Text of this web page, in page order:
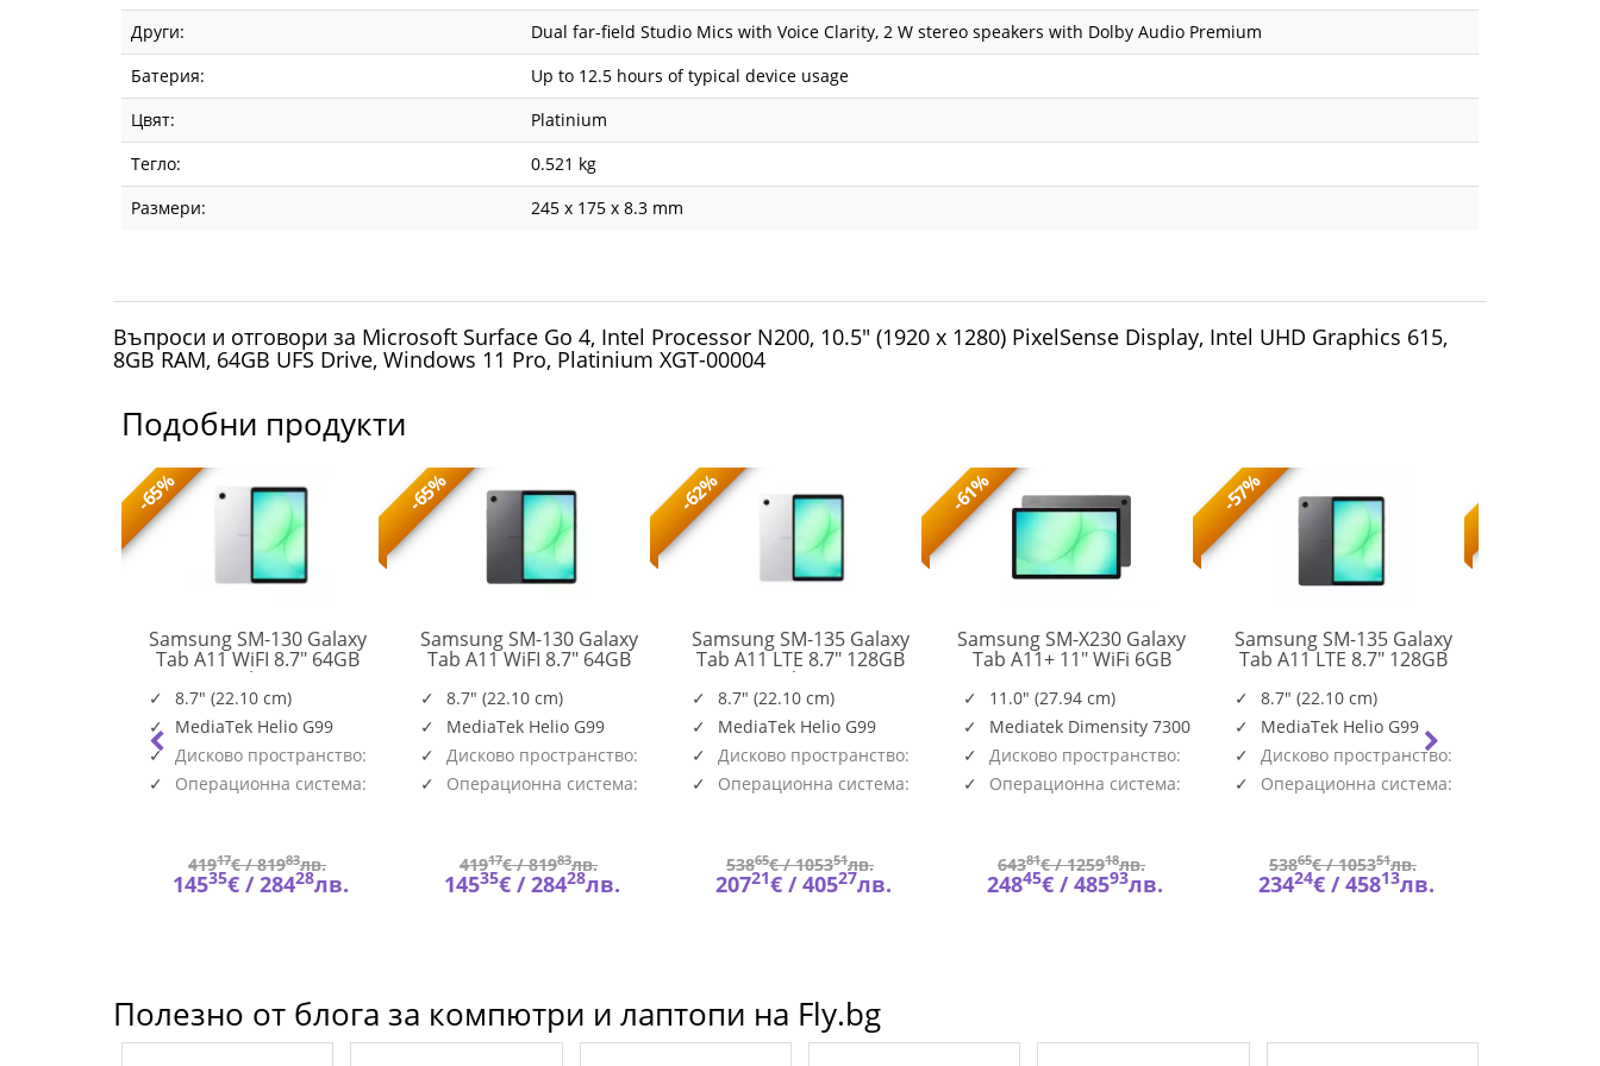
Други:
Dual far-field Studio Mics with Voice Clarity, 2 W stereo speakers with Dolby Audio Premium
Батерия:
Up to 12.5 hours of typical device usage
Цвят:
Platinium
Тегло:
0.521 kg
Размери:
245 x 175 x 8.3 mm
Въпроси и отговори за Microsoft Surface Go 4, Intel Processor N200, 10.5" (1920 x 1280) PixelSense Display, Intel UHD Graphics 615,
8GB RAM, 64GB UFS Drive, Windows 11 Pro, Platinium XGT-00004
Подобни продукти
83L3001FBM
-65%
Samsung SM-130 Galaxy
Tab A11 WiFI 8.7" 64GB
Silver
X130NZSAEUE
8.7" (22.10 cm)
MediaTek Helio G99
Дисково пространство:
64GBОперационна система:
41917€ /81983лв.
14535€ /28428лв.
-65%
Samsung SM-130 Galaxy
Tab A11 WiFI 8.7" 64GB
X130NZAAEUE
8.7" (22.10 cm)
MediaTek Helio G99
Дисково пространство:
64GBОперационна система:
41917€ /81983лв.
14535€ /28428лв.
-62%
Samsung SM-135 Galaxy
Tab A11 LTE 8.7" 128GB
Silver
X135FZSEEUE
8.7" (22.10 cm)
MediaTek Helio G99
Дисково пространство:
128GBОперационна система:
53865€ /105351лв.
20721€ /40527лв.
-61%
Samsung SM-X230 Galaxy
Tab A11+ 11" WiFi 6GB
X230NZAREUE
11.0" (27.94 cm)
Mediatek Dimensity 7300
Дисково пространство:
128GBОперационна система:
64381€ /125918лв.
24845€ /48593лв.
-57%
Samsung SM-135 Galaxy
Tab A11 LTE 8.7" 128GB
X135FZAEEUE
8.7" (22.10 cm)
MediaTek Helio G99
Дисково пространство:
128GBОперационна система:
53865€ /105351лв.
23424€ /45813лв.
Полезно от блога за компютри и лаптопи на Fly.bg